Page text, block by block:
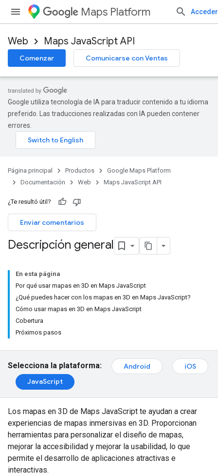
Maps Platform Acceder
Web Maps JavaScript API
Comenzar Comunicarse con Ventas
Google utiliza tecnología de IA para traducir contenido a tu idioma
preferido. Las traducciones realizadas con IA pueden contener
errores.
Página principal Productos
Google Maps Platform
Documentación
Web Maps JavaScript API
¿Te resultó útil?
Enviar comentarios
Descripción general
En esta página
Por qué usar mapas en 3D en Maps JavaScript
¿Qué puedes hacer con los mapas en 3D en Maps JavaScript?
Cómo usar mapas en 3D en Maps JavaScript
Cobertura
Próximos pasos
Selecciona la plataforma: Android
iOS
JavaScript
Los mapas en 3D de Maps JavaScript te ayudan a crear
experiencias de mapas inmersivas en 3D. Proporcionan
herramientas para personalizar el diseño de mapas,
mejorar la accesibilidad y mejorar la usabilidad, lo que
permite el desarrollo de aplicaciones atractivas e
interactivas.